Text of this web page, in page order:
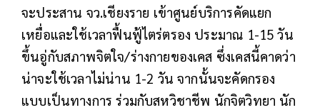
จะประสาน จว.เชียงราย เข้าศูนย์บริการคัดแยก
เหยื่อและใช้เวลาฟื้นฟู้ไตร่ตรอง ประมาณ 1-15 วัน
ขึ้นอู่กับสภาพจิตใจ/ร่างกายของเคส ซึ่งเคสนี้คาดว่า
น่าจะใช้เวลาไม่น่าน 1-2 วัน จากนั้นจะคัดกรอง
แบบเป็นทางการ ร่วมกับสหวิชาชีพ นักจิตวิทยา นัก